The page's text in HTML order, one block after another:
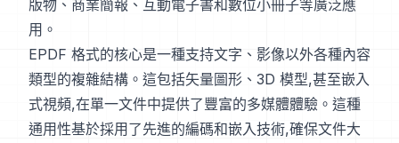
版物、商業簡報、互動電子書和數位小冊子等廣泛應
用。
EPDF 格式的核心是一種支持文字、影像以外各種內容
類型的複雜結構。這包括矢量圖形、3D 模型,甚至嵌入
式視頻,在單一文件中提供了豐富的多媒體體驗。這種
通用性基於採用了先進的編碼和嵌入技術,確保文件大